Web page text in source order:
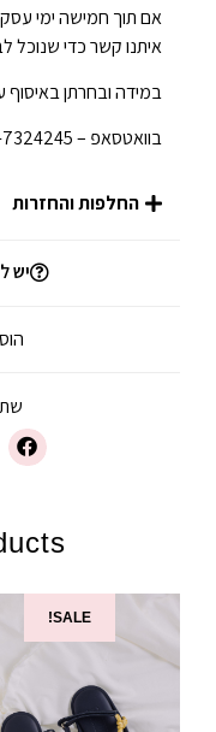
אם תוך חמישה ימי
איתנו קשר כדי שנוכל
במידה ובחרתן באיסוף
בוואטסאפ – 054-7324245 לפני הגעתכן לחנות.
החלפות והחזרות
יש
SALE!